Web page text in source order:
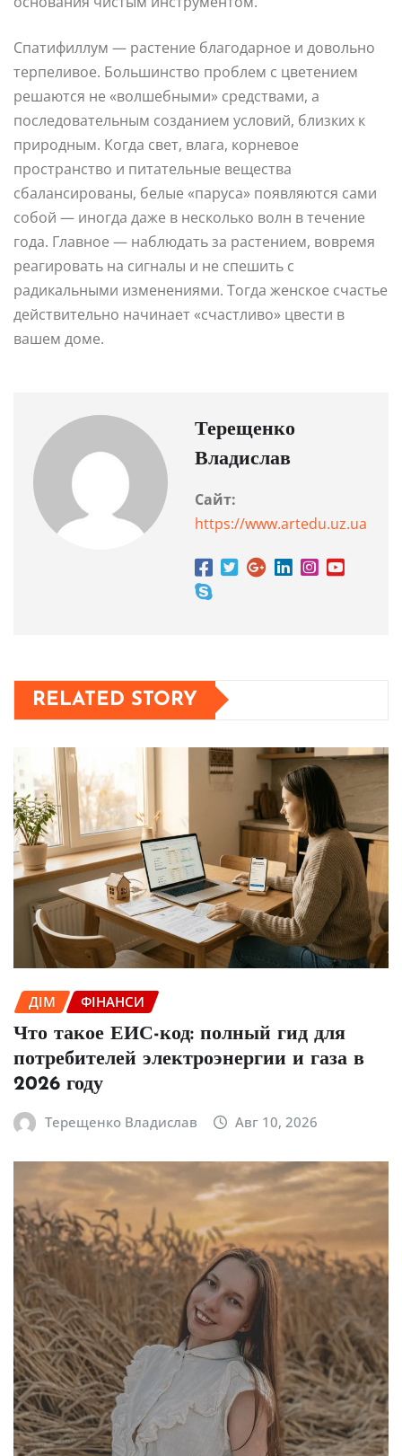
Спатифиллум — растение благодарное и довольно
терпеливое. Большинство проблем с цветением
решаются не «волшебными» средствами, а
последовательным созданием условий, близких к
природным. Когда свет, влага, корневое
пространство и питательные вещества
сбалансированы, белые «паруса» появляются сами
собой — иногда даже в несколько волн в течение
года. Главное — наблюдать за растением, вовремя
реагировать на сигналы и не спешить с
радикальными изменениями. Тогда женское счастье
действительно начинает «счастливо» цвести в
вашем доме.
Терещенко
Владислав
Сайт:
https://www.artedu.uz.ua
RELATED STORY
ДІМ ФІНАНСИ
Что такое ЕИС-код: полный гид для
потребителей электроэнергии и газа в
2026 году
Терещенко Владислав Авг 10, 2026